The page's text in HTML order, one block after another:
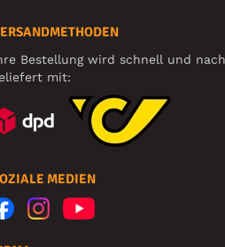
Bestellung wird schnell und
mit:
MEDIEN